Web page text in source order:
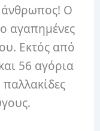
Ο
αγαπημένες
Εκτός από
56 αγόρια
παλλακίδες